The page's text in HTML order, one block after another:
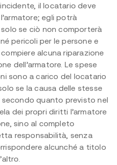
il locatario deve
egli potrà
se ciò non comporterà
pericoli per le persone e
alcuna riparazione
dell’armatore. Le spese
sono a carico del locatario
se la causa delle stesse
secondo quanto previsto nel
dei propri diritti l’armatore
sino al completo
responsabilità, senza
alcunché a titolo